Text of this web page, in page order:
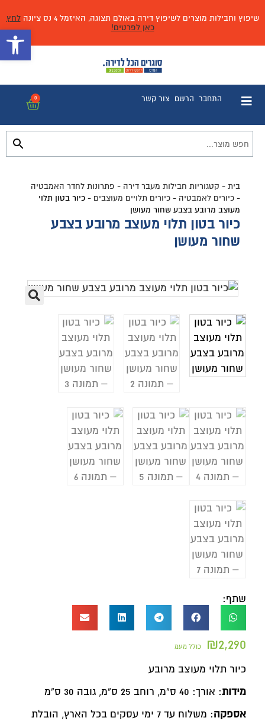
שיפוץ וחבילות מוצרים לשיפוץ דירה באולם תצוגה, האיזמל 4 נס ציונה
לחץ
כאן לפרטים!
התחבר הרשם צור קשר 0
בית - קטגוריות חבילות מעבר דירה - פתרונות לחדר האמבטיה
-כיורים לאמבטיה -כיורים תלויים מעוצבים -כיור בטון תלוי
מעוצב מרובע בצבע שחור מעושן
כיור בטון תלוי מעוצב מרובע בצבע
שחור מעושן
שתף:
₪2,290 כולל מעמ
כיור תלוי מעוצב מרובע
מידות: אורך: 40 ס”מ, רוחב 25 ס”מ, גובה 30 ס”מ
אספקה
: משלוח עד 7 ימי עסקים בכל הארץ, הובלת